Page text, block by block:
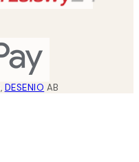
, DESENIO AB